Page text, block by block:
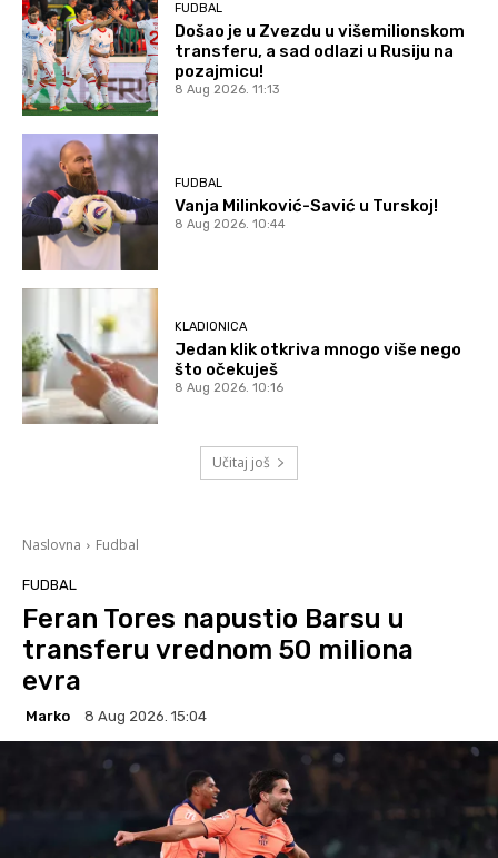
FUDBAL
Došao je u Zvezdu u višemilionskom
transferu, a sad odlazi u Rusiju na
pozajmicu!
8 Aug 2026. 11:13
FUDBAL
Vanja Milinković-Savić u Turskoj!
8 Aug 2026. 10:44
KLADIONICA
Jedan klik otkriva mnogo više nego
što očekuješ
8 Aug 2026. 10:16
Učitaj još